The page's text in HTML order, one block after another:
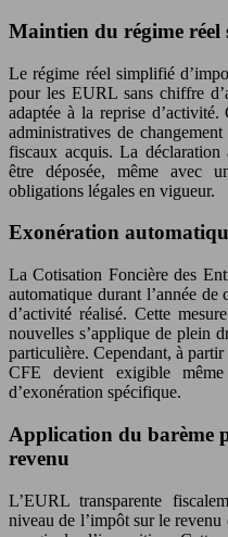
Maintien du régime réel
Le régime réel simplifié
pour les EURL sans chiffre
adaptée à la reprise
administratives de
fiscaux acquis. La déclaration
être déposée, même avec
obligations légales en vigueur.
Exonération
La Cotisation Foncière des
automatique durant l’année
d’activité réalisé. Cette
nouvelles s’applique de plein
particulière. Cependant, à partir
CFE devient exigible
d’exonération spécifique.
Application du barème
revenu
L’EURL transparente
niveau de l’impôt sur le revenu